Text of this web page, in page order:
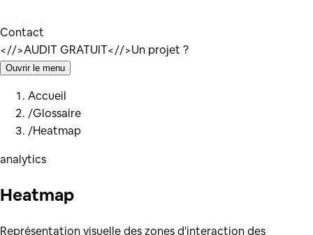
Contact
<//>AUDIT GRATUIT<//>Un projet ?
Ouvrir le menu
Accueil
/Glossaire
/Heatmap
analytics
Heatmap
Représentation visuelle des zones d'interaction des